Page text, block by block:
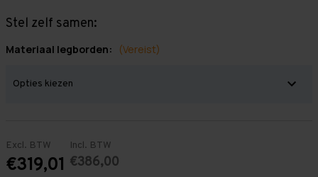
Stel zelf samen:
Materiaal legborden: (Vereist)
Excl. BTW
€319,01
Incl. BTW
€386,00